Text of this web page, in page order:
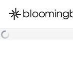
한국어